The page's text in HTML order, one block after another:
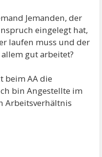
Jemanden, der
eingelegt hat,
laufen muss und der
gut arbeitet?
beim AA die
bin Angestellte im
Arbeitsverhältnis